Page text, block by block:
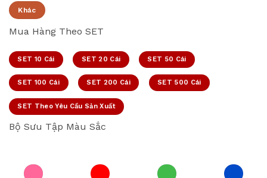
Khác
Mua Hàng Theo SET
SET 10 Cái SET 20 Cái SET 50 Cái
SET 100 Cái SET 200 Cái SET 500 Cái
SET Theo Yêu Cầu Sản Xuất
Bộ Sưu Tập Màu Sắc